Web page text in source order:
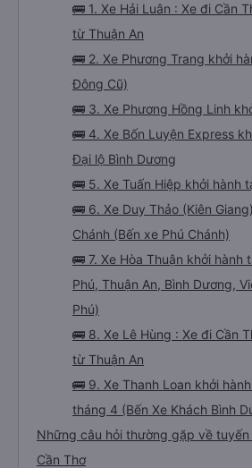
🚌 1. Xe Hải Luân : Xe đi Cần
từ Thuận An
🚌 2. Xe Phương Trang khởi
Đông Cũ)
🚌 3. Xe Phương Hồng Linh
🚌 4. Xe Bốn Luyện Express
Đại lộ Bình Dương
🚌 5. Xe Tuấn Hiệp khởi hành
🚌 6. Xe Duy Thảo (Kiên
Chánh (Bến xe Phú Chánh)
🚌 7. Xe Hòa Thuận khởi hành
Phú, Thuận An, Bình Dương,
Phú)
🚌 8. Xe Lê Hùng : Xe đi Cần
từ Thuận An
🚌 9. Xe Thanh Loan khởi
tháng 4 (Bến Xe Khách Bình
Những câu hỏi thường gặp về
Cần Thơ